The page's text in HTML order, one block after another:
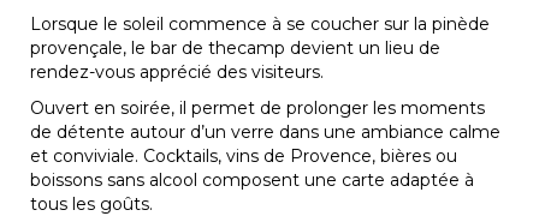
Lorsque le soleil commence à se coucher sur la pinède
provençale, le bar de thecamp devient un lieu de
rendez-vous apprécié des visiteurs.
Ouvert en soirée, il permet de prolonger les moments
de détente autour d’un verre dans une ambiance calme
et conviviale. Cocktails, vins de Provence, bières ou
boissons sans alcool composent une carte adaptée à
tous les goûts.